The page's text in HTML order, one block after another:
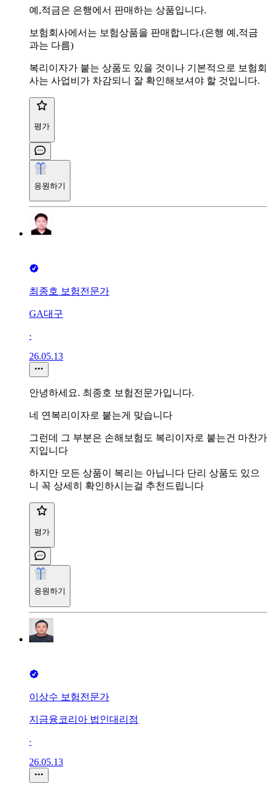
예,적금은 은행에서 판매하는 상품입니다.
보험회사에서는 보험상품을 판매합니다.(은행 예,적금
과는 다름)
복리이자가 붙는 상품도 있을 것이나 기본적으로 보험회
사는 사업비가 차감되니 잘 확인해보셔야 할 것입니다.
평가
응원하기
최종호 보험전문가
GA대구
∙
26.05.13
안녕하세요. 최종호 보험전문가입니다.
네 연복리이자로 붙는게 맞습니다
그런데 그 부분은 손해보험도 복리이자로 붙는건 마찬가
지입니다
하지만 모든 상품이 복리는 아닙니다 단리 상품도 있으
니 꼭 상세히 확인하시는걸 추천드립니다
평가
응원하기
이상수 보험전문가
지금융코리아 법인대리점
∙
26.05.13